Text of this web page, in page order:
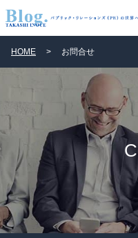
ブログ
パブリック・リレーションズとは
アカデミック活動
井之上PRグループ
書籍
HOME > お問合せ